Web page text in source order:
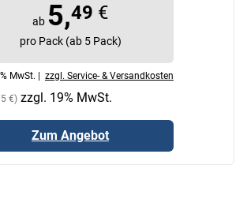
ab 5,49 €
pro Pack (ab 5 Pack)
MwSt. | zzgl. Service- & Versandkosten
€) zzgl. 19% MwSt.
Zum Angebot